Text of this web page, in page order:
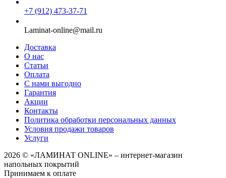
+7 (912) 473-37-71
Laminat-online@mail.ru
Доставка
О нас
Статьи
Оплата
С нами выгодно
Гарантия
Акции
Контакты
Политика обработки персональных данных
Условия продажи товаров
Услуги
2026 © «ЛАМИНАТ ONLINE» – интернет-магазин
напольных покрытий
Принимаем к оплате